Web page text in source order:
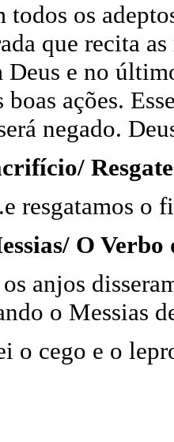
todos os
que recita
Deus e no
ações.
negado.
Resgate
resgatamos o
O Verbo
anjos
o Messias
o cego e o